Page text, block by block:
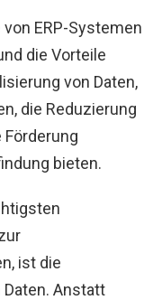
ERP-Systemen
die Vorteile
von Daten,
die Reduzierung
bieten.
ist die
Anstatt